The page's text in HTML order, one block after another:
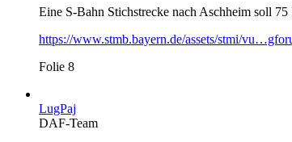
Eine S-Bahn Stichstrecke nach Aschheim soll
https://www.stmb.bayern.de/assets/stmi/
Folie 8
LugPaj
DAF-Team